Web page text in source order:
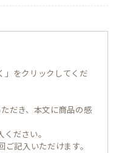
」をクリックしてくだ
だき、本文に商品の感
ださい。
記入いただけます。